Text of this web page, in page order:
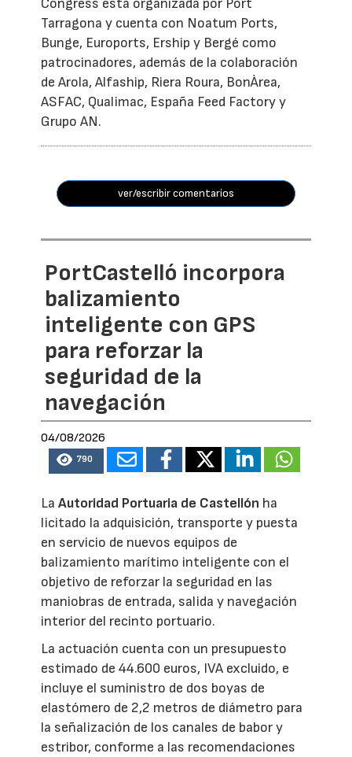
Congress está organizada por Port
Tarragona y cuenta con Noatum Ports,
Bunge, Euroports, Ership y Bergé como
patrocinadores, además de la colaboración
de Arola, Alfaship, Riera Roura, BonÀrea,
ASFAC, Qualimac, España Feed Factory y
Grupo AN.
ver/escribir comentarios
PortCastelló incorpora
balizamiento
inteligente con GPS
para reforzar la
seguridad de la
navegación
04/08/2026
790
LaAutoridad Portuaria de Castellón ha
licitado la adquisición, transporte y puesta
en servicio de nuevos equipos de
balizamiento marítimo inteligente con el
objetivo de reforzar la seguridad en las
maniobras de entrada, salida y navegación
interior del recinto portuario.
La actuación cuenta con un presupuesto
estimado de 44.600 euros, IVA excluido, e
incluye el suministro de dos boyas de
elastómero de 2,2 metros de diámetro para
la señalización de los canales de babor y
estribor, conforme a las recomendaciones